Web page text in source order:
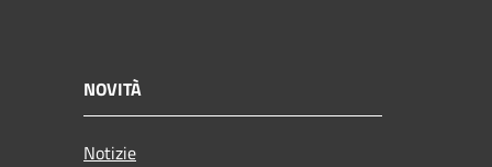
NOVITÀ
Notizie